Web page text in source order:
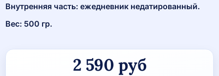
Внутренняя часть: ежедневник недатированный.
Вес: 500 гр.
2 590руб